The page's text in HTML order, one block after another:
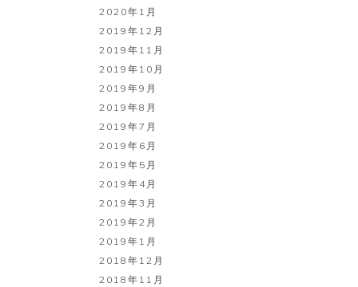
2020年1月
2019年12月
2019年11月
2019年10月
2019年9月
2019年8月
2019年7月
2019年6月
2019年5月
2019年4月
2019年3月
2019年2月
2019年1月
2018年12月
2018年11月